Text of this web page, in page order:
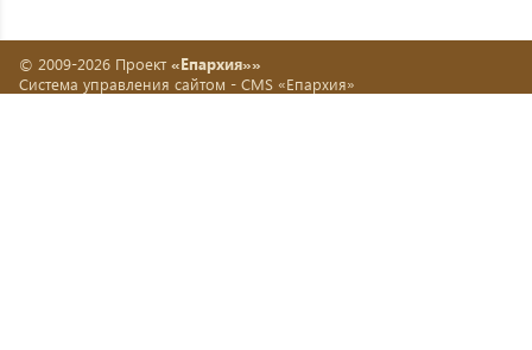
© 2009-2026 Проект «Епархия»»
Система управления сайтом - CMS «Епархия»